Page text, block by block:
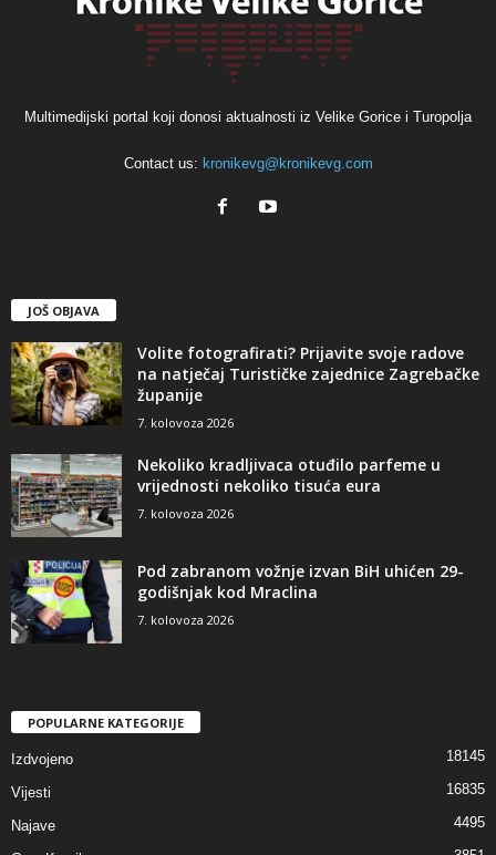
Multimedijski portal koji donosi aktualnosti iz Velike Gorice i Turopolja
Contact us: kronikevg@kronikevg.com
JOŠ OBJAVA
Volite fotografirati? Prijavite svoje radove
na natječaj Turističke zajednice Zagrebačke
županije
7. kolovoza 2026
Nekoliko kradljivaca otuđilo parfeme u
vrijednosti nekoliko tisuća eura
7. kolovoza 2026
Pod zabranom vožnje izvan BiH uhićen 29-
godišnjak kod Mraclina
7. kolovoza 2026
POPULARNE KATEGORIJE
Izdvojeno 18145
Vijesti 16835
Najave 4495